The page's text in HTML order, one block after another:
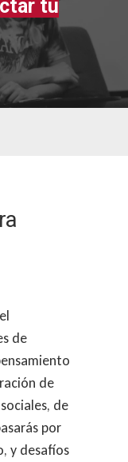
tu
de
de
de
por
y desafíos